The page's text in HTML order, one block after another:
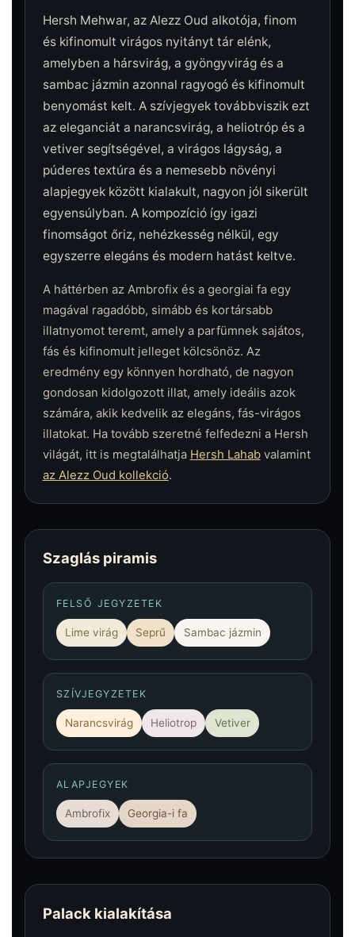
Hersh Mehwar, az Alezz Oud alkotója, finom
és kifinomult virágos nyitányt tár elénk,
amelyben a hársvirág, a gyöngyvirág és a
sambac jázmin azonnal ragyogó és kifinomult
benyomást kelt. A szívjegyek továbbviszik ezt
az eleganciát a narancsvirág, a heliotróp és a
vetiver segítségével, a virágos lágyság, a
púderes textúra és a nemesebb növényi
alapjegyek között kialakult, nagyon jól sikerült
egyensúlyban. A kompozíció így igazi
finomságot őriz, nehézkesség nélkül, egy
egyszerre elegáns és modern hatást keltve.
A háttérben az Ambrofix és a georgiai fa egy
magával ragadóbb, simább és kortársabb
illatnyomot teremt, amely a parfümnek sajátos,
fás és kifinomult jelleget kölcsönöz. Az
eredmény egy könnyen hordható, de nagyon
gondosan kidolgozott illat, amely ideális azok
számára, akik kedvelik az elegáns, fás-virágos
illatokat. Ha tovább szeretné felfedezni a Hersh
világát, itt is megtalálhatja Hersh Lahabvalamint
az Alezz Oud kollekció.
Szaglás piramis
FELSŐ JEGYZETEK
Lime virág Seprű Sambac jázmin
SZÍVJEGYZETEK
Narancsvirág Heliotrop Vetiver
ALAPJEGYEK
Ambrofix Georgia-i fa
Palack kialakítása